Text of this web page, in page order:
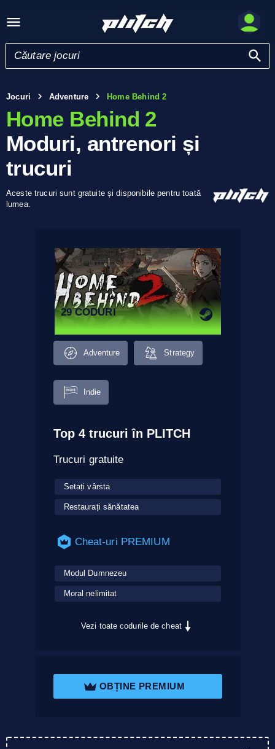
Jocuri Adventure Home Behind 2
Home Behind 2
Moduri, antrenori și
trucuri
Aceste trucuri sunt gratuite și disponibile pentru toată
lumea.
29 CODURI
Adventure Strategy
Indie
Top 4 trucuri în PLITCH
Trucuri gratuite
Setați vârsta
Restaurați sănătatea
Cheat-uri PREMIUM
Modul Dumnezeu
Moral nelimitat
Vezi toate codurile de cheat
OBȚINE PREMIUM